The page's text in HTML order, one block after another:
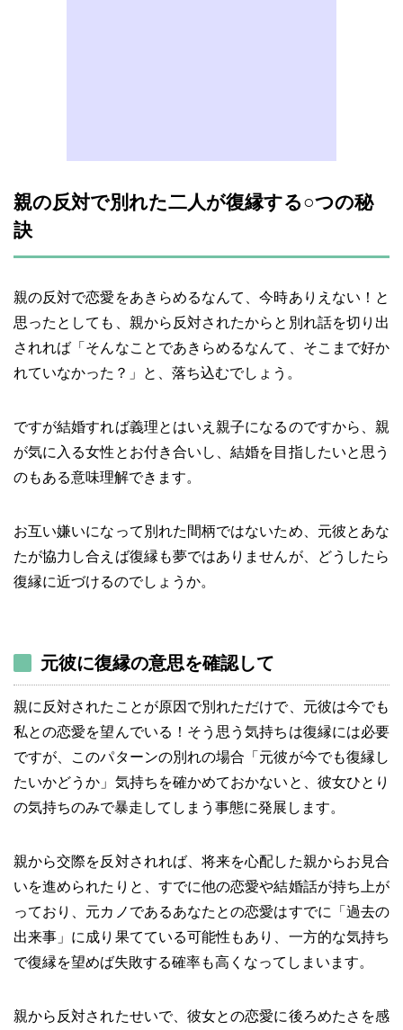
親の反対で別れた二人が復縁する○つの秘
訣
親の反対で恋愛をあきらめるなんて、今時ありえない！と
思ったとしても、親から反対されたからと別れ話を切り出
されれば「そんなことであきらめるなんて、そこまで好か
れていなかった？」と、落ち込むでしょう。
ですが結婚すれば義理とはいえ親子になるのですから、親
が気に入る女性とお付き合いし、結婚を目指したいと思う
のもある意味理解できます。
お互い嫌いになって別れた間柄ではないため、元彼とあな
たが協力し合えば復縁も夢ではありませんが、どうしたら
復縁に近づけるのでしょうか。
元彼に復縁の意思を確認して
親に反対されたことが原因で別れただけで、元彼は今でも
私との恋愛を望んでいる！そう思う気持ちは復縁には必要
ですが、このパターンの別れの場合「元彼が今でも復縁し
たいかどうか」気持ちを確かめておかないと、彼女ひとり
の気持ちのみで暴走してしまう事態に発展します。
親から交際を反対されれば、将来を心配した親からお見合
いを進められたりと、すでに他の恋愛や結婚話が持ち上が
っており、元カノであるあなたとの恋愛はすでに「過去の
出来事」に成り果てている可能性もあり、一方的な気持ち
で復縁を望めば失敗する確率も高くなってしまいます。
親から反対されたせいで、彼女との恋愛に後ろめたさを感